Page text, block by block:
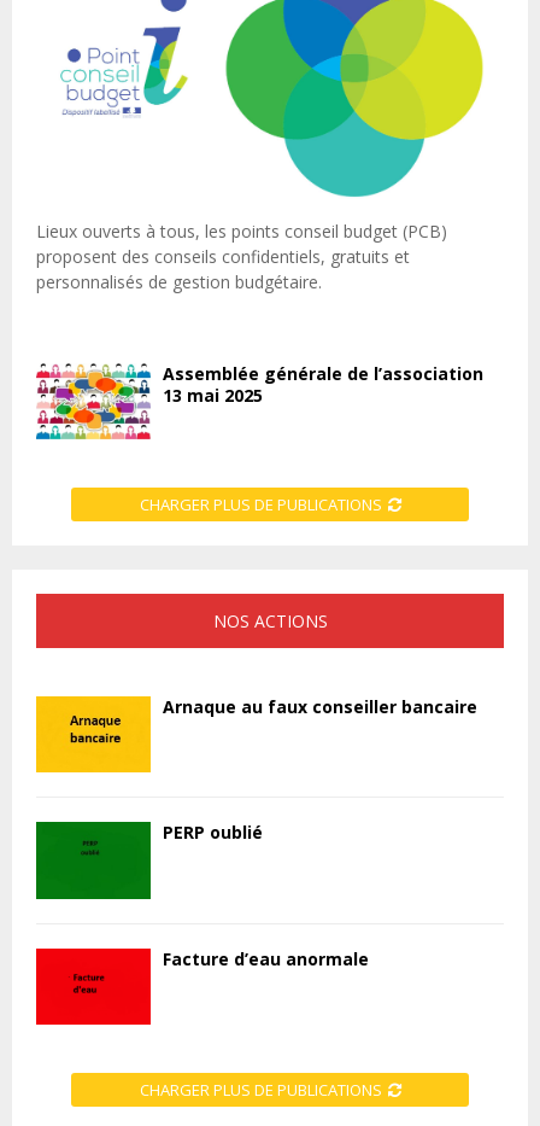
Lieux ouverts à tous, les points conseil budget (PCB)
proposent des conseils confidentiels, gratuits et
personnalisés de gestion budgétaire.
Assemblée générale de l’association
13 mai 2025
CHARGER PLUS DE PUBLICATIONS
NOS ACTIONS
Arnaque au faux conseiller bancaire
PERP oublié
Facture d’eau anormale
CHARGER PLUS DE PUBLICATIONS